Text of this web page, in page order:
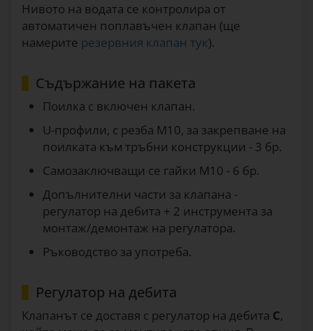
Нивото на водата се контролира от
автоматичен поплавъчен клапан (ще
намерите резервния клапан тук).
Съдържание на пакета
Поилка с включен клапан.
U-профили, с резба M10, за закрепване на
поилката към тръбни конструкции - 3 бр.
Самозаключващи се гайки M10 - 6 бр.
Допълнителни части за клапана -
регулатор на дебита + 2 инструмента за
монтаж/демонтаж на регулатора.
Ръководство за употреба.
Регулатор на дебита
Клапанът се доставя с регулатор на дебита C,